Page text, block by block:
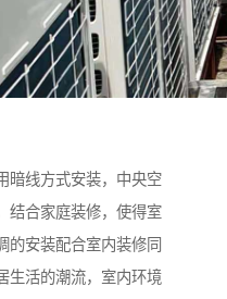
暗线方式安装，中央空
结合家庭装修，使得室
的安装配合室内装修同
生活的潮流，室内环境